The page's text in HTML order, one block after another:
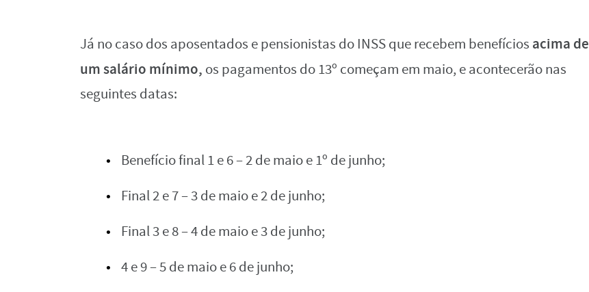
Já no caso dos aposentados e pensionistas do INSS que recebem benefícios acima de
um salário mínimo, os pagamentos do 13º começam em maio, e acontecerão nas
seguintes datas:
Benefício final 1 e 6 – 2 de maio e 1º de junho;
Final 2 e 7 – 3 de maio e 2 de junho;
Final 3 e 8 – 4 de maio e 3 de junho;
4 e 9 – 5 de maio e 6 de junho;